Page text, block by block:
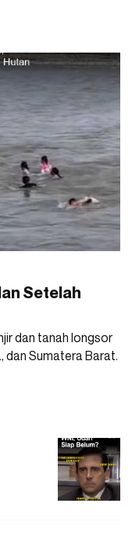
Setelah
dan tanah longsor
dan Sumatera Barat.